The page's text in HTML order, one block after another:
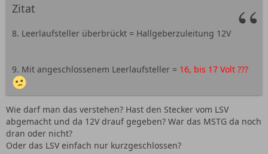
Zitat
8. Leerlaufsteller überbrückt = Hallgeberzuleitung 12V
9. Mit angeschlossenem Leerlaufsteller = 16, bis 17 Volt ???
Wie darf man das verstehen? Hast den Stecker vom LSV
abgemacht und da 12V drauf gegeben? War das MSTG da noch
dran oder nicht?
Oder das LSV einfach nur kurzgeschlossen?